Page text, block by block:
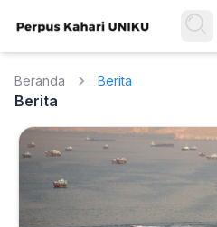
Beranda Berita
Berita